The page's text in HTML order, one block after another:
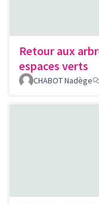
Retour aux
espaces verts
CHABOT Nadège